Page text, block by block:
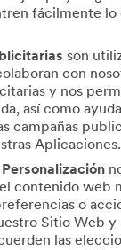
fácilmente lo
son
con
y nos
así como
campañas
Aplicaciones.
contenido web
o
Sitio Web y
las